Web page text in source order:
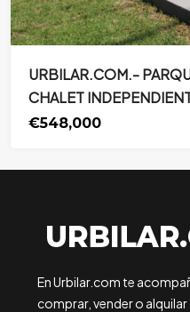
URBILAR.COM.-
CHALET
€548,000
En Urbilar.com te
comprar, vender o